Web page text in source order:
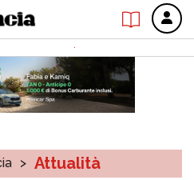
> Attualità